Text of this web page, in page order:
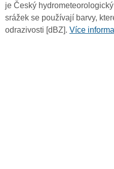
je Český
srážek se používají barvy,
odrazivosti [dBZ]. Více